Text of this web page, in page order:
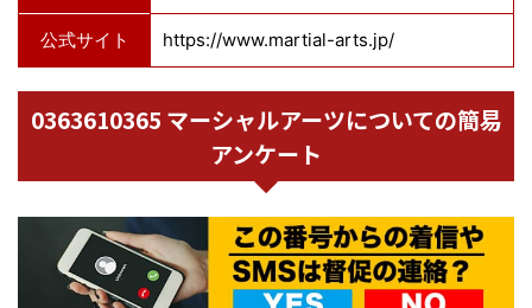
公式サイト https://www.martial-arts.jp/
0363610365 マーシャルアーツについての簡易
アンケート